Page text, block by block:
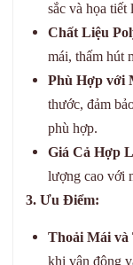
sắc và họa tiết
Chất Liệu
mái, thấm hút
Phù Hợp với
thước, đảm
phù hợp.
Giá Cả Hợp
lượng cao với
3. Ưu Điểm:
Thoải Mái
khi vận động